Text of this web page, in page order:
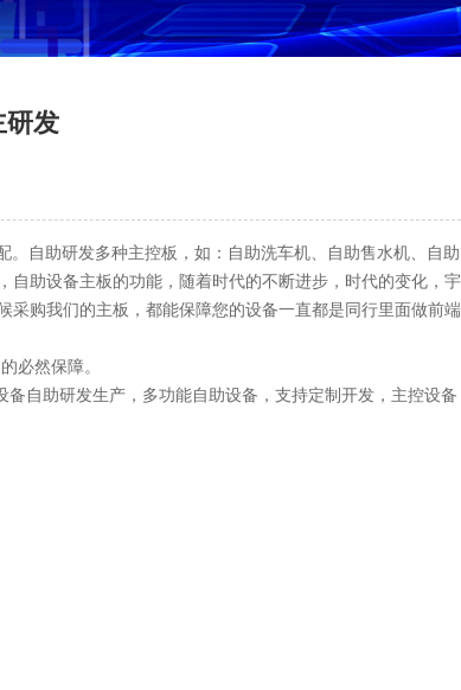
研发
自助研发多种主控板，如：自助洗车机、自助售水机、自助
助设备主板的功能，随着时代的不断进步，时代的变化，宇
购我们的主板，都能保障您的设备一直都是同行里面做前端
必然保障。
自助研发生产，多功能自助设备，支持定制开发，主控设备